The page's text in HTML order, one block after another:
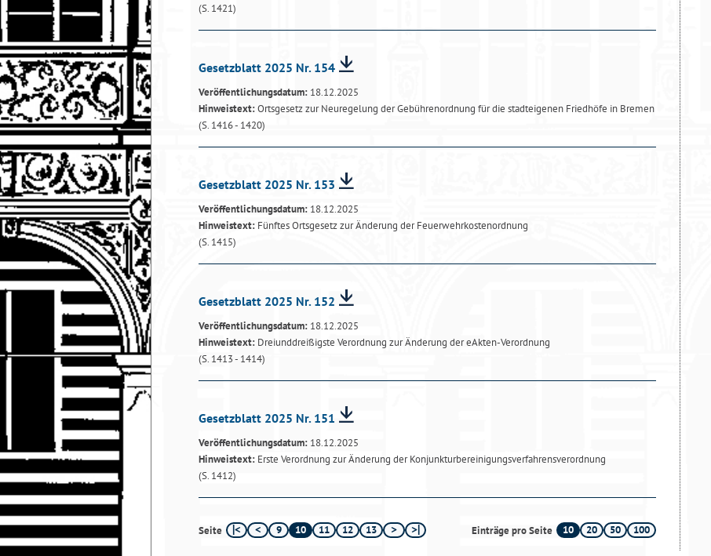
(S. 1421)
Gesetzblatt 2025 Nr. 154
Veröffentlichungsdatum: 18.12.2025
Hinweistext:Ortsgesetz zur Neuregelung der Gebührenordnung für die stadteigenen Friedhöfe in Bremen
(S. 1416 - 1420)
Gesetzblatt 2025 Nr. 153
Veröffentlichungsdatum: 18.12.2025
Hinweistext: Fünftes Ortsgesetz zur Änderung der Feuerwehrkostenordnung
(S. 1415)
Gesetzblatt 2025 Nr. 152
Veröffentlichungsdatum: 18.12.2025
Hinweistext: Dreiunddreißigste Verordnung zur Änderung der eAkten-Verordnung
(S. 1413 - 1414)
Gesetzblatt 2025 Nr. 151
Veröffentlichungsdatum: 18.12.2025
Hinweistext: Erste Verordnung zur Änderung der Konjunkturbereinigungsverfahrensverordnung
(S. 1412)
Seite 9 10 11 12 13 Einträge pro Seite 10 20 50 100